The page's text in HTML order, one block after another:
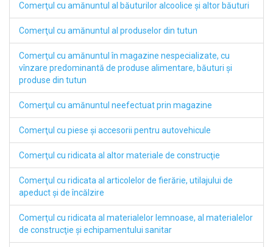
Comerţul cu amănuntul al băuturilor alcoolice şi altor băuturi
Comerţul cu amănuntul al produselor din tutun
Comerţul cu amănuntul în magazine nespecializate, cu
vînzare predominantă de produse alimentare, băuturi şi
produse din tutun
Comerţul cu amănuntul neefectuat prin magazine
Comerţul cu piese şi accesorii pentru autovehicule
Comerţul cu ridicata al altor materiale de construcţie
Comerţul cu ridicata al articolelor de fierărie, utilajului de
apeduct şi de încălzire
Comerţul cu ridicata al materialelor lemnoase, al materialelor
de construcţie şi echipamentului sanitar